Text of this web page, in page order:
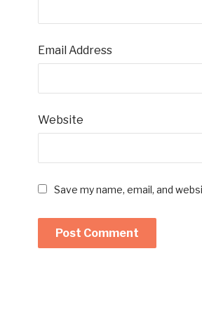
Email Address
Website
Save my name, email, and